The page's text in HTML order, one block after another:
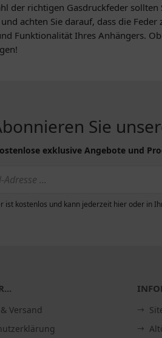
der richtigen Gasdruckfeder
achten Sie darauf, dass die
Funktionalität Ihres Anhängers.
Sie
exklusive Angebote und
ist kostenlos und kann jederzeit hier oder in
Versand